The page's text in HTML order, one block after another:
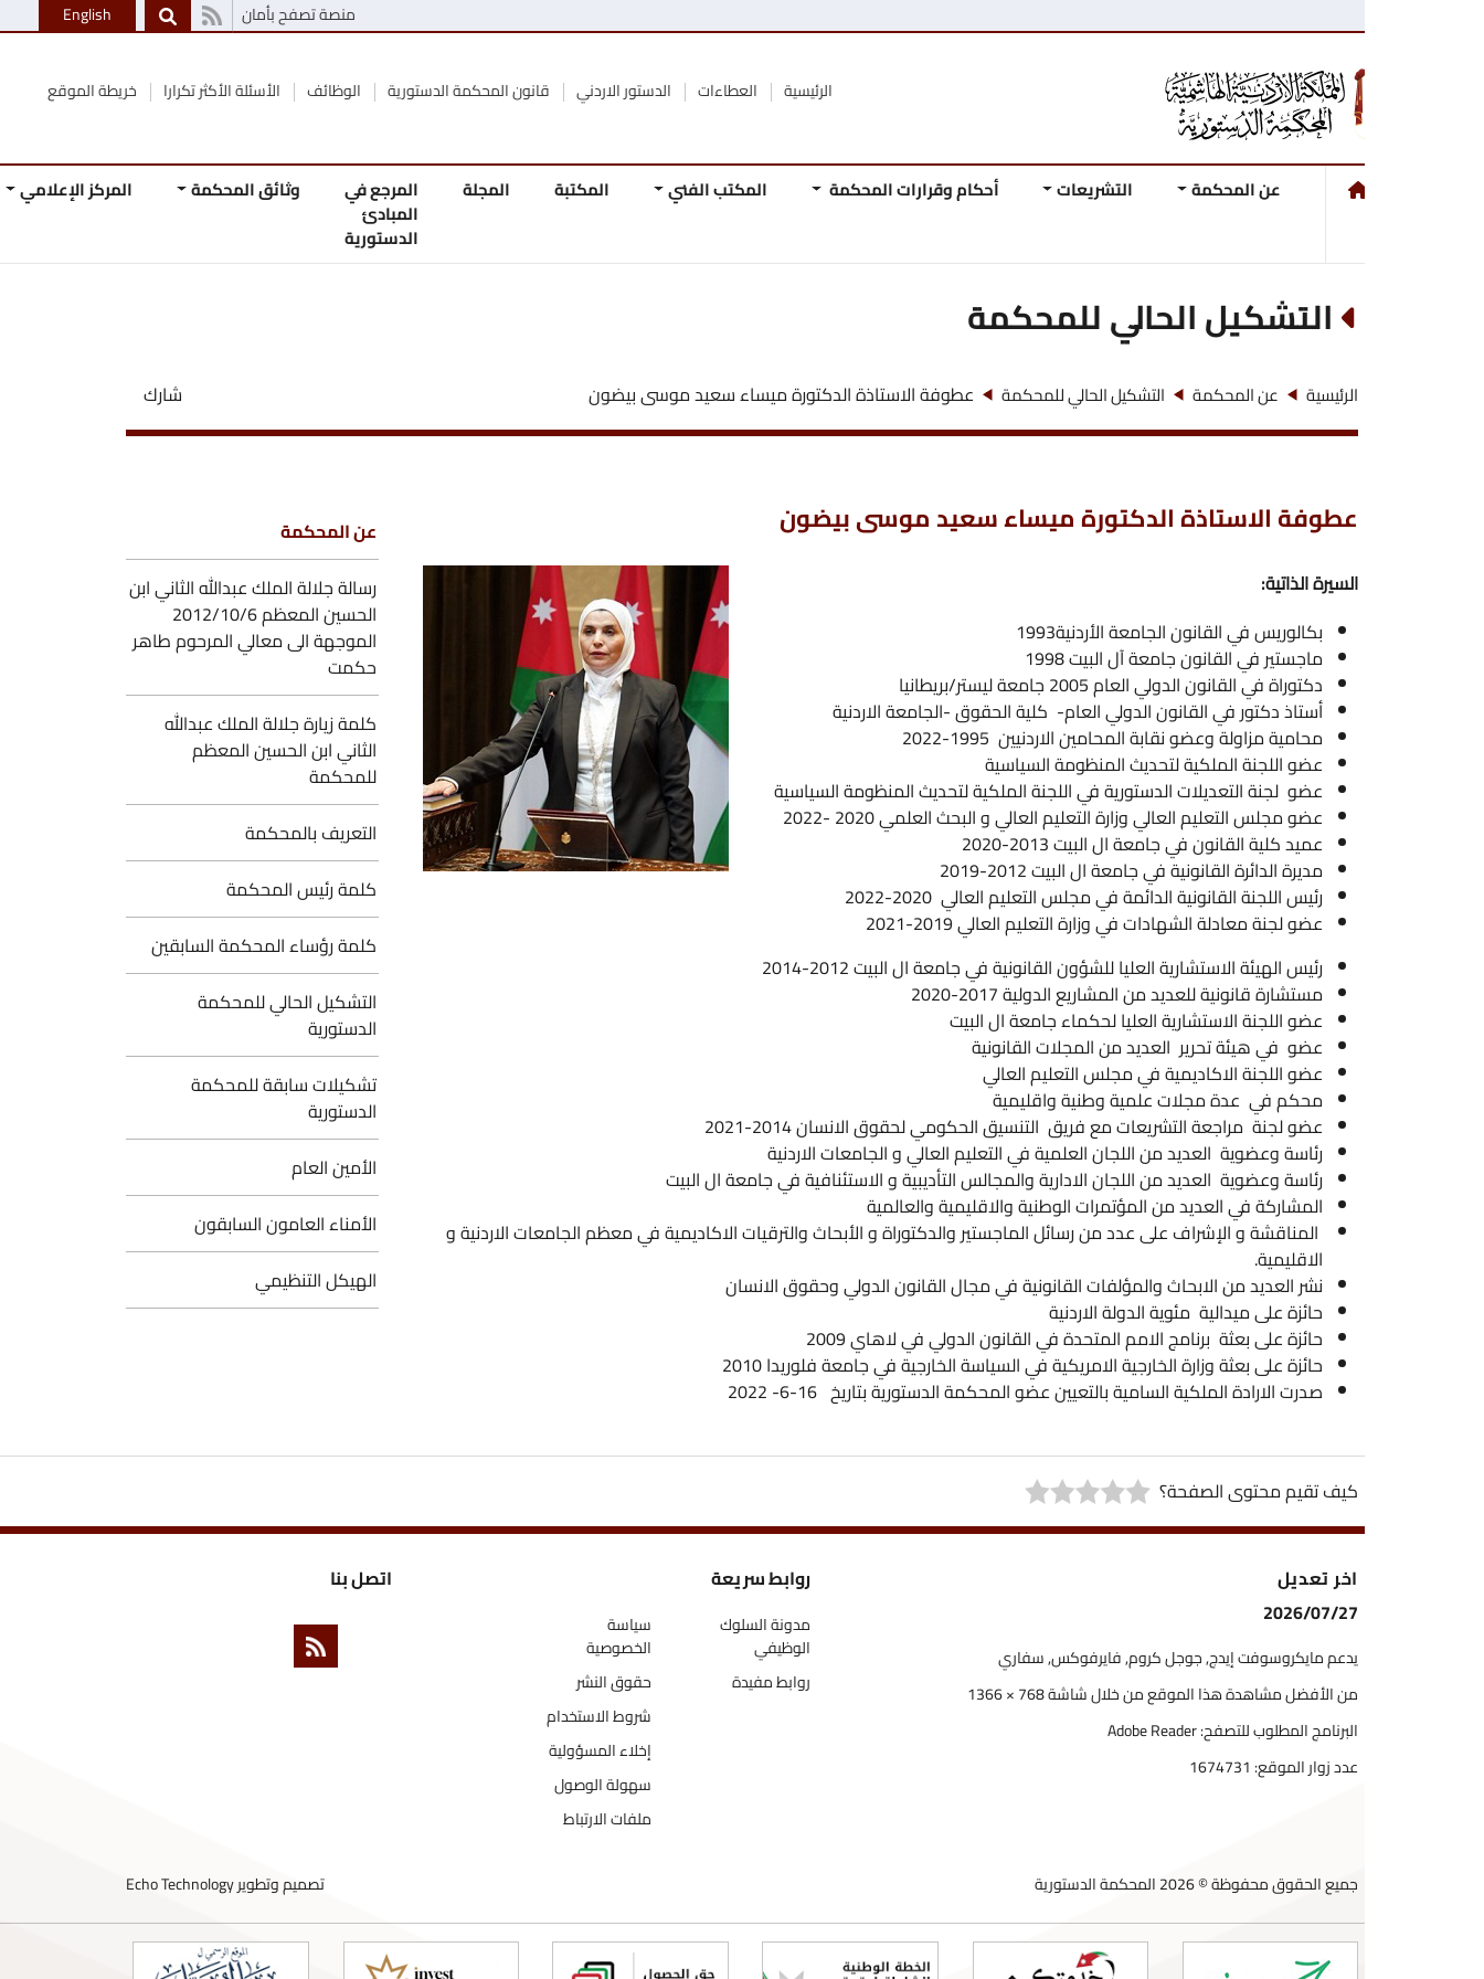
English
العطاءات الدستور الاردني قانون المحكمة الدستورية الوظائف الأسئلة الأكثر تكرارا خريطة الموقع
عن المحكمة التشريعات أحكام وقرارات المحكمة المكتب الفني المكتبة المجلة المرجع في وثائق المحكمة المركز الإعلامي اتصل
التشكيل الحالي للمحكمة
عن المحكمة التشكيل الحالي للمحكمة عطوفة الاستاذة الدكتورة ميساء سعيد موسى بيضون
عطوفة الاستاذة الدكتورة ميساء سعيد موسى بيضون
بكالوريس في القانون الجامعة الأردنية1993
ماجستير في القانون جامعة آل البيت 1998
دكتوراة في القانون الدولي العام 2005 جامعة ليستر/بريطانيا
أستاذ دكتور في القانون الدولي العام- كلية الحقوق -الجامعة الاردنية
محامية مزاولة وعضو نقابة المحامين الاردنيين 1995-2022
عضو اللجنة الملكية لتحديث المنظومة السياسية
عضو لجنة التعديلات الدستورية في اللجنة الملكية لتحديث المنظومة السياسية
عضو مجلس التعليم العالي وزارة التعليم العالي و البحث العلمي 2020 -2022
عميد كلية القانون في جامعة ال البيت 2013-2020
مديرة الدائرة القانونية في جامعة ال البيت 2012-2019
رئيس اللجنة القانونية الدائمة في مجلس التعليم العالي 2020-2022
عضو لجنة معادلة الشهادات في وزارة التعليم العالي 2019-2021
رئيس الهيئة الاستشارية العليا للشؤون القانونية في جامعة ال البيت 2012-2014
مستشارة قانونية للعديد من المشاريع الدولية 2017-2020
عضو اللجنة الاستشارية العليا لحكماء جامعة ال البيت
عضو في هيئة تحرير العديد من المجلات القانونية
عضو اللجنة الاكاديمية في مجلس التعليم العالي
محكم في عدة مجلات علمية وطنية واقليمية
عضو لجنة مراجعة التشريعات مع فريق التنسيق الحكومي لحقوق الانسان 2014-2021
رئاسة وعضوية العديد من اللجان العلمية في التعليم العالي و الجامعات الاردنية
رئاسة وعضوية العديد من اللجان الادارية والمجالس التأديبية و الاستئنافية في جامعة ال البيت
المشاركة في العديد من المؤتمرات الوطنية والاقليمية والعالمية
المناقشة و الإشراف على عدد من رسائل الماجستير والدكتوراة و الأبحاث والترقيات الاكاديمية في معظم الجامعات الاردنية و
نشر العديد من الابحاث والمؤلفات القانونية في مجال القانون الدولي وحقوق الانسان
حائزة على ميدالية مئوية الدولة الاردنية
حائزة على بعثة برنامج الامم المتحدة في القانون الدولي في لاهاي 2009
حائزة على بعثة وزارة الخارجية الامريكية في السياسة الخارجية في جامعة فلوريدا 2010
صدرت الارادة الملكية السامية بالتعيين عضو المحكمة الدستورية بتاريخ 16-6- 2022
رسالة جلالة الملك عبدالله الثاني ابن
الحسين المعظم 2012/10/6
الموجهة الى معالي المرحوم طاهر
كلمة زيارة جلالة الملك عبدالله
الثاني ابن الحسين المعظم
للمحكمة
التعريف بالمحكمة
كلمة رئيس المحكمة
كلمة رؤساء المحكمة السابقين
التشكيل الحالي للمحكمة
تشكيلات سابقة للمحكمة
الأمناء العامون السابقون
الهيكل التنظيمي
كيف تقيم محتوى الصفحة؟
يدعم مايكروسوفت إيدج, جوجل كروم, فايرفوكس, سفاري
من الأفضل مشاهدة هذا الموقع من خلال شاشة 768 × 1366
البرنامج المطلوب للتصفح: Adobe Reader
1674731
سياسة
الخصوصية
حقوق النشر
جميع الحقوق محفوظة © 2026 المحكمة الدستورية Echo Technology